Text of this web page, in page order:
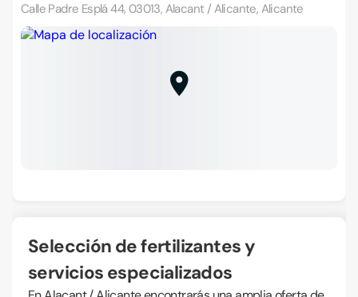
Calle Padre Esplá 44, 03013, Alacant / Alicante, Alicante
Selección de fertilizantes y
servicios especializados